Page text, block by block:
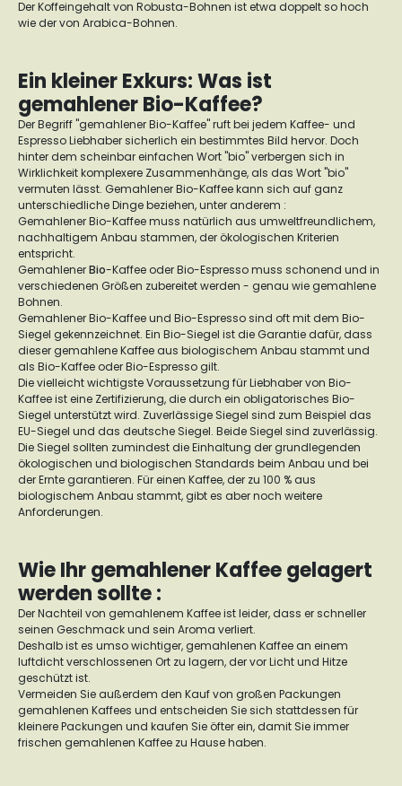
Der Koffeingehalt von Robusta-Bohnen ist etwa doppelt so hoch
wie der von Arabica-Bohnen.
Ein kleiner Exkurs: Was ist
gemahlener Bio-Kaffee?
Der Begriff "gemahlener Bio-Kaffee" ruft bei jedem Kaffee- und
Espresso Liebhaber sicherlich ein bestimmtes Bild hervor. Doch
hinter dem scheinbar einfachen Wort "bio" verbergen sich in
Wirklichkeit komplexere Zusammenhänge, als das Wort "bio"
vermuten lässt. Gemahlener Bio-Kaffee kann sich auf ganz
unterschiedliche Dinge beziehen, unter anderem :
Gemahlener Bio-Kaffee muss natürlich aus umweltfreundlichem,
nachhaltigem Anbau stammen, der ökologischen Kriterien
entspricht.
GemahlenerBio-Kaffee oder Bio-Espresso muss schonend und in
verschiedenen Größen zubereitet werden - genau wie gemahlene
Bohnen.
Gemahlener Bio-Kaffee und Bio-Espresso sind oft mit dem Bio-
Siegel gekennzeichnet. Ein Bio-Siegel ist die Garantie dafür, dass
dieser gemahlene Kaffee aus biologischem Anbau stammt und
als Bio-Kaffee oder Bio-Espresso gilt.
Die vielleicht wichtigste Voraussetzung für Liebhaber von Bio-
Kaffee ist eine Zertifizierung, die durch ein obligatorisches Bio-
Siegel unterstützt wird. Zuverlässige Siegel sind zum Beispiel das
EU-Siegel und das deutsche Siegel. Beide Siegel sind zuverlässig.
Die Siegel sollten zumindest die Einhaltung der grundlegenden
ökologischen und biologischen Standards beim Anbau und bei
der Ernte garantieren. Für einen Kaffee, der zu 100 % aus
biologischem Anbau stammt, gibt es aber noch weitere
Anforderungen.
Wie Ihr gemahlener Kaffee gelagert
werden sollte :
Der Nachteil von gemahlenem Kaffee ist leider, dass er schneller
seinen Geschmack und sein Aroma verliert.
Deshalb ist es umso wichtiger, gemahlenen Kaffee an einem
luftdicht verschlossenen Ort zu lagern, der vor Licht und Hitze
geschützt ist.
Vermeiden Sie außerdem den Kauf von großen Packungen
gemahlenen Kaffees und entscheiden Sie sich stattdessen für
kleinere Packungen und kaufen Sie öfter ein, damit Sie immer
frischen gemahlenen Kaffee zu Hause haben.